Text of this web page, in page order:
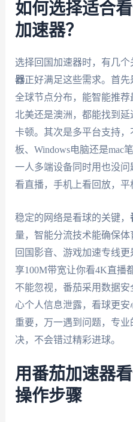
如何选择适合
加速器？
选择回国加速器时，有几
器正好满足这些需求。首先
全球节点分布，能智能推荐
北美还是澳洲，都能找到
卡顿。其次是多平台支持
板、Windows电脑还是mac
一人多端设备同时用也没
看直播，手机上看回放，平
稳定的网络是看球的关键，
量，智能分流技术能确保
回国影音、游戏加速专线
享100M带宽让你看4K直播
不能忽视，番茄采用数据
心个人信息泄露，看球更
重要，万一遇到问题，专
决，不会错过精彩进球。
用番茄加速器
操作步骤